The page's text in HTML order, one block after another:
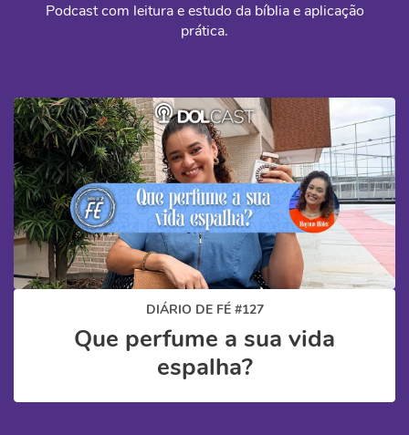
Podcast com leitura e estudo da bíblia e aplicação
prática.
DIÁRIO DE FÉ #127
Que perfume a sua vida
espalha?